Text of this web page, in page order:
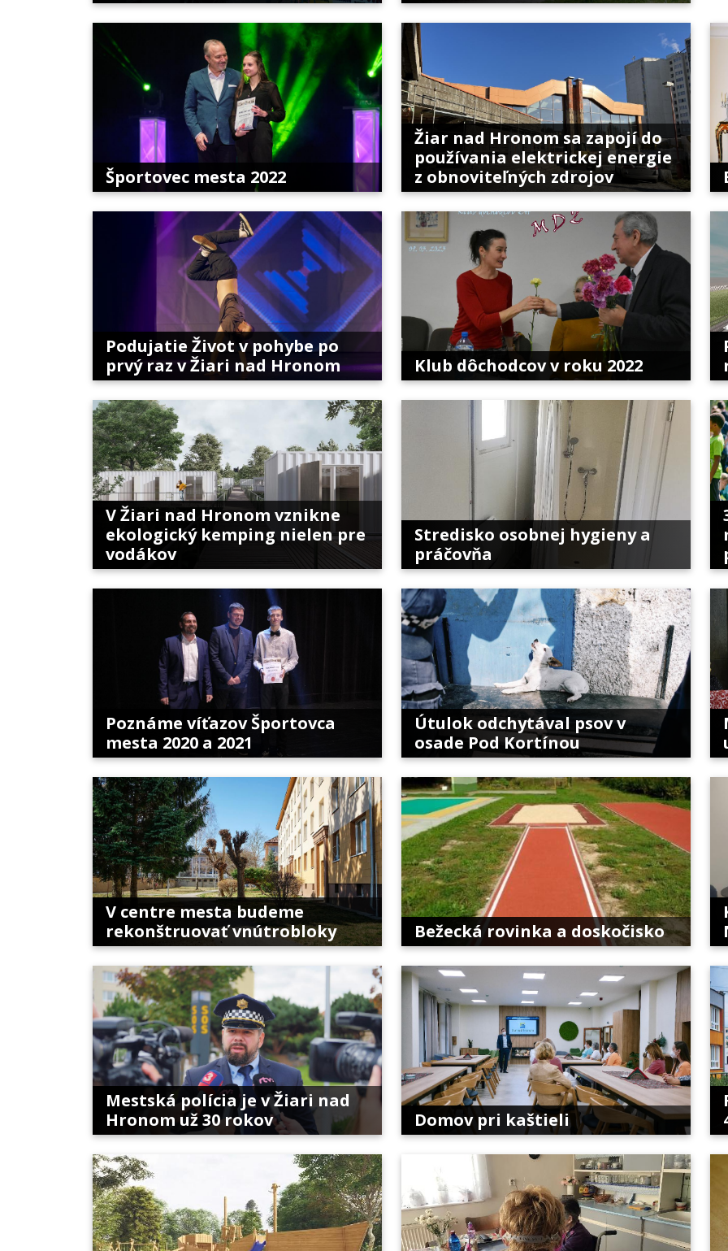
Športovec mesta 2022
Žiar nad Hronom sa zapojí do
používania elektrickej energie
z obnoviteľných zdrojov
Podujatie Život v pohybe po
prvý raz v Žiari nad Hronom
Klub dôchodcov v roku 2022
V Žiari nad Hronom vznikne
ekologický kemping nielen pre
vodákov
Stredisko osobnej hygieny a
práčovňa
Poznáme víťazov Športovca
mesta 2020 a 2021
Útulok odchytával psov v
osade Pod Kortínou
V centre mesta budeme
rekonštruovať vnútrobloky
Bežecká rovinka a doskočisko
Mestská polícia je v Žiari nad
Hronom už 30 rokov
Domov pri kaštieli